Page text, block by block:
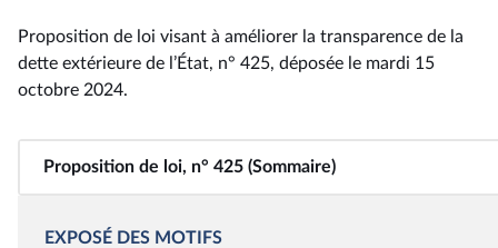
Proposition de loi visant à améliorer la transparence de la
dette extérieure de l’État, n° 425, déposée le mardi 15
octobre 2024.
Proposition de loi, n° 425 (Sommaire)
EXPOSÉ DES MOTIFS